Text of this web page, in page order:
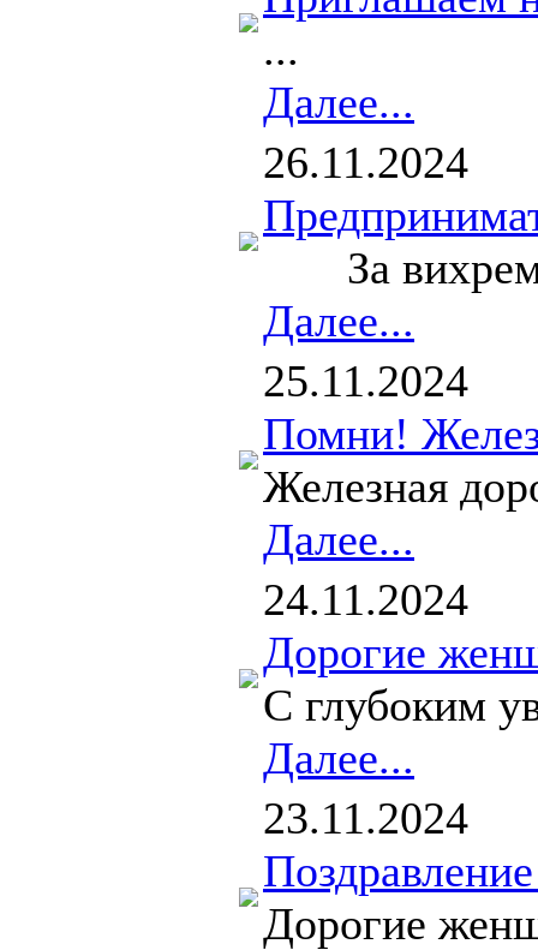
...
Далее...
26.11.2024
За вихрем
Далее...
25.11.2024
Помни!
Железная
Далее...
24.11.2024
Дорогие
С глубоким
Далее...
23.11.2024
Дорогие